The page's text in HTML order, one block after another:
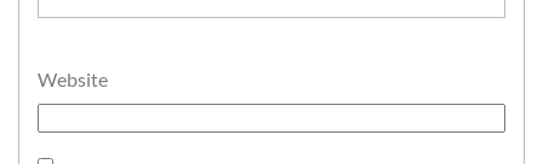
Website